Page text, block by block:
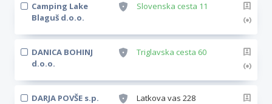
Camping Lake
Blaguš d.o.o.
Slovenska cesta 11
DANICA BOHINJ
d.o.o.
Triglavska cesta 60
DARJA POVŠE s.p. Latkova vas 228